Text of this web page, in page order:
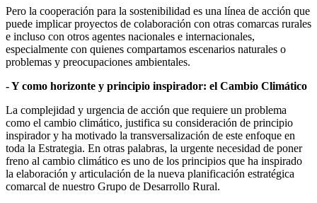
Pero la cooperación para la sostenibilidad es una línea de acción que
puede implicar proyectos de colaboración con otras comarcas rurales
e incluso con otros agentes nacionales e internacionales,
especialmente con quienes compartamos escenarios naturales o
problemas y preocupaciones ambientales.
- Y como horizonte y principio inspirador: el Cambio Climático
La complejidad y urgencia de acción que requiere un problema
como el cambio climático, justifica su consideración de principio
inspirador y ha motivado la transversalización de este enfoque en
toda la Estrategia. En otras palabras, la urgente necesidad de poner
freno al cambio climático es uno de los principios que ha inspirado
la elaboración y articulación de la nueva planificación estratégica
comarcal de nuestro Grupo de Desarrollo Rural.